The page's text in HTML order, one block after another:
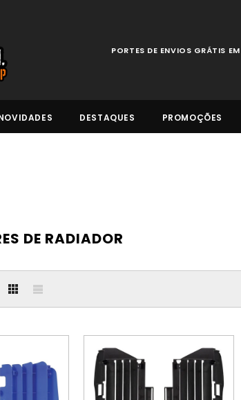
PORTES DE ENVIOS GRÁTIS
DESTAQUES PROMOÇÕES
DE RADIADOR